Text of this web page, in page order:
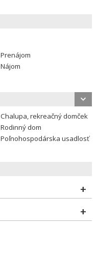
Prenájom
Nájom
Chalupa, rekreačný domček
Rodinný dom
Poľnohospodárska usadlosť